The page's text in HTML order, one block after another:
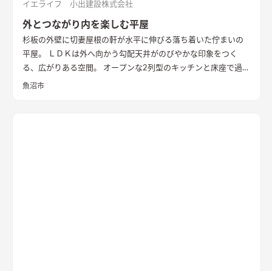
イエライフ 小出建設株式会社
外とつながり内を楽しむ平屋
杉板の外壁に切妻屋根の軒が水平に伸びる落ち着いた佇まいの
平屋。 ＬＤＫは外へ向かう勾配天井がのびやかな印象をつく
る、広がりある空間。 オープンな2列型のキッチンと床座で過ご
す畳敷きのリビングが隣り合い、料理をする時、食事の時、く
魚沼市